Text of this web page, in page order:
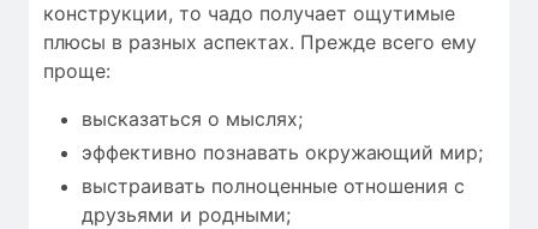
конструкции, то чадо получает ощутимые
плюсы в разных аспектах. Прежде всего ему
проще:
высказаться о мыслях;
эффективно познавать окружающий мир;
выстраивать полноценные отношения с
друзьями и родными;